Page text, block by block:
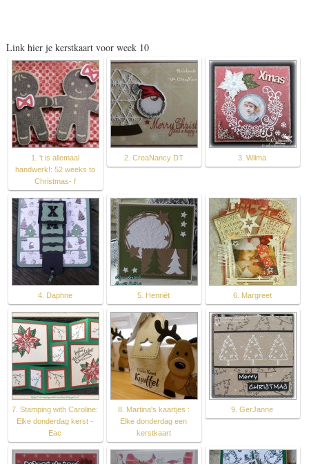
Link hier je kerstkaart voor week 10
1. 't is allemaal
handwerk!: 52 weeks to
Christmas- f
2. CreaNancy DT 3. Wilma
4. Daphne 5. Henriët 6. Margreet
7. Stamping with Caroline:
Elke donderdag kerst -
Eac
8. Martina's kaartjes :
Elke donderdag een
kerstkaart
9. GerJanne